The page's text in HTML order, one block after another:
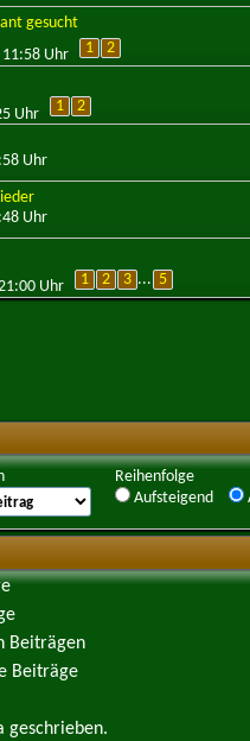
gesucht
Uhr 1
2
Uhr 1
2
Uhr
Uhr
Uhr 1 2 3 ... 5
Reihenfolge
Aufsteigend
Beiträgen
Beiträge
geschrieben.